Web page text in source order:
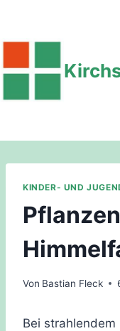
springen
KINDER- UND
Von Bastian Fleck
Bei